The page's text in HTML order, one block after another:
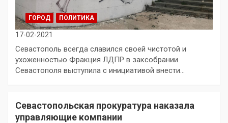
ГОРОД ПОЛИТИКА
17-02-2021
Севастополь всегда славился своей чистотой и
ухоженностью Фракция ЛДПР в заксобрании
Севастополя выступила с инициативой внести…
Севастопольская прокуратура наказала
управляющие компании